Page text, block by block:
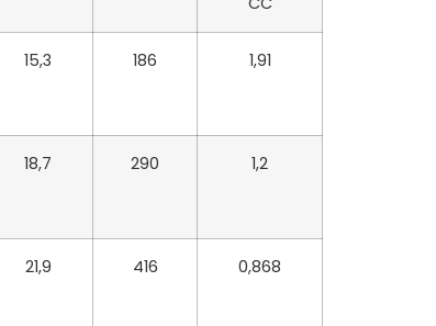
15,3 186 1,91
18,7 290 1,2
21,9 416 0,868